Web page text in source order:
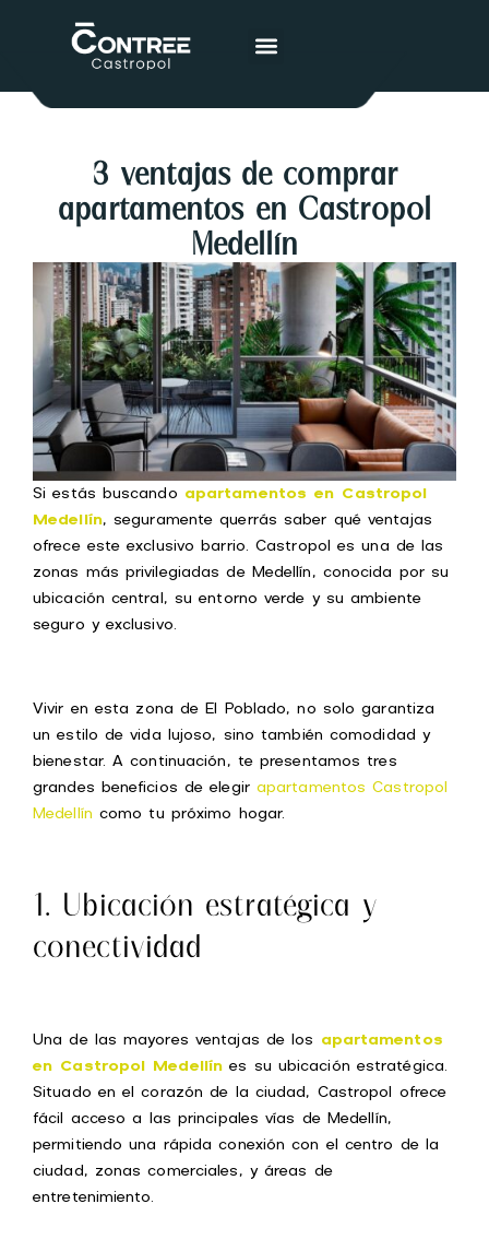
3 ventajas de comprar
apartamentos en Castropol
Medellín
Si estás buscando apartamentos en Castropol
Medellín, seguramente querrás saber qué ventajas
ofrece este exclusivo barrio. Castropol es una de las
zonas más privilegiadas de Medellín, conocida por su
ubicación central, su entorno verde y su ambiente
seguro y exclusivo.
Vivir en esta zona de El Poblado, no solo garantiza
un estilo de vida lujoso, sino también comodidad y
bienestar. A continuación, te presentamos tres
grandes beneficios de elegir apartamentos Castropol
Medellín como tu próximo hogar.
1. Ubicación estratégica y
conectividad
Una de las mayores ventajas de los apartamentos
en Castropol Medellín es su ubicación estratégica.
Situado en el corazón de la ciudad, Castropol ofrece
fácil acceso a las principales vías de Medellín,
permitiendo una rápida conexión con el centro de la
ciudad, zonas comerciales, y áreas de
entretenimiento.